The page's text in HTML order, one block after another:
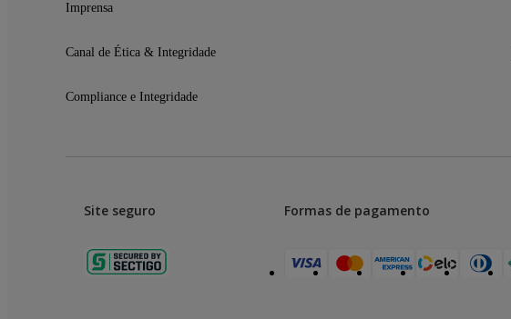
Imprensa
Canal de Ética & Integridade
Compliance e Integridade
Site seguro Formas de pagamento